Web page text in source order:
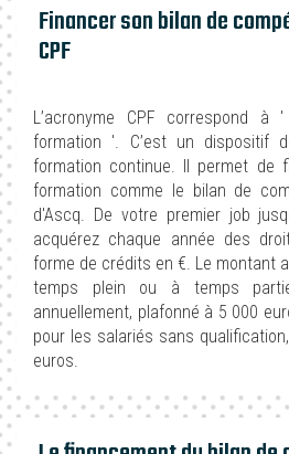
Financer son bilan de
CPF
L’acronyme CPF correspond à
formation '. C’est un dispositif
formation continue. Il permet de
formation comme le bilan de
d'Ascq. De votre premier job
acquérez chaque année des
forme de crédits en €. Le montant
temps plein ou à temps
annuellement, plafonné à 5 000
pour les salariés sans
euros.